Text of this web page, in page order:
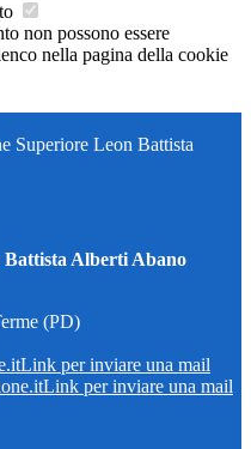
non possono essere
nella pagina della cookie
Superiore Leon Battista
Alberti Abano
(PD)
Link per inviare una mail
Link per inviare una mail